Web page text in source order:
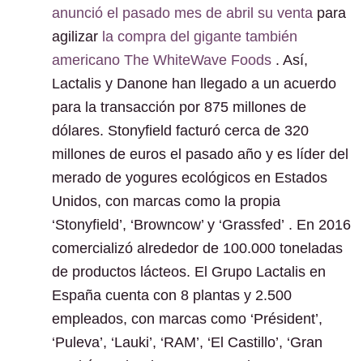
anunció el pasado mes de abril su venta para
agilizar la compra del gigante también
americano The WhiteWave Foods . Así,
Lactalis y Danone han llegado a un acuerdo
para la transacción por 875 millones de
dólares. Stonyfield facturó cerca de 320
millones de euros el pasado año y es líder del
merado de yogures ecológicos en Estados
Unidos, con marcas como la propia
‘Stonyfield’, ‘Browncow’ y ‘Grassfed’ . En 2016
comercializó alrededor de 100.000 toneladas
de productos lácteos. El Grupo Lactalis en
España cuenta con 8 plantas y 2.500
empleados, con marcas como ‘Président’,
‘Puleva’, ‘Lauki’, ‘RAM’, ‘El Castillo’, ‘Gran